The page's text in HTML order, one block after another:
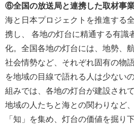
⑥全国の放送局と連携した取材事
海と日本プロジェクトを推進する
携し、 各地の灯台に精通する有識
化。全国各地の灯台には、地勢、
社会情勢など、それぞれ固有の物
を地域の目線で語れる人は少ない
組みでは、各地の灯台が建設され
地域の人たちと海との関わりなど
「知」を集め、灯台の価値を掘り